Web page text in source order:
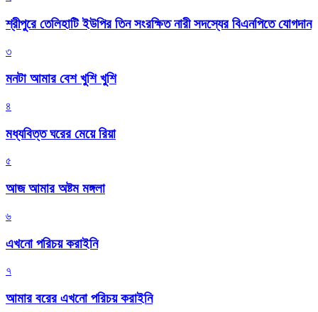
শ্রীপুরে তেলিহাটি ইউপির তিন সংরক্ষিত নারী সদস্যের বিএনপিতে যোগদান
৩
মনটা আমার বেশ খুশি খুশি
৪
মধ্যবিত্ত ঘরের মেয়ে রিয়া
৫
আজ আমার অষ্টম মঙ্গলা
৬
এখনো পরিচয় করাইনি
৭
আমার বরের এখনো পরিচয় করাইনি